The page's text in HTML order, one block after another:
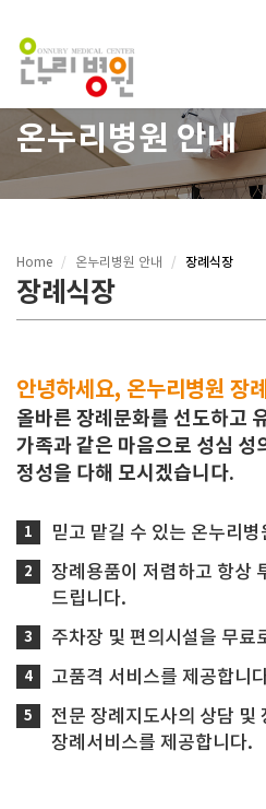
온누리병원 안내
장례식장
Home 온누리병원 안내 장례식장
안녕하세요, 온누리병원 장
올바른 장례문화를 선도하고
가족과 같은 마음으로 성심 성
정성을 다해 모시겠습니다.
믿고 맡길 수 있는 온누리
장례용품이 저렴하고 항상
드립니다.
주차장 및 편의시설을 무료
고품격 서비스를 제공합니
전문 장례지도사의 상담 및
장례서비스를 제공합니다.